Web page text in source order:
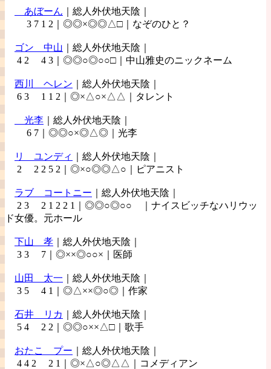
あぼーん ｜総人外伏地天陰｜
3 7 1 2｜◎◎×◎◎△□｜なぞのひと？
ゴン 中山 ｜総人外伏地天陰｜
4 2 4 3｜◎◎○◎○○□｜中山雅史のニックネーム
西川 ヘレン ｜総人外伏地天陰｜
6 3 1 1 2｜◎×△○×△△｜タレント
光李 ｜総人外伏地天陰｜
6 7｜◎◎○×◎△◎｜光李
リ ユンディ
｜総人外伏地天陰｜
2 2 2 5 2｜◎×○◎◎△○｜ピアニスト
ラブ コートニー ｜総人外伏地天陰｜
2 3 2 1 2 2 1｜◎◎○◎○○ ｜ナイスビッチなハリウッ
ド女優。元ホール
下山 孝 ｜総人外伏地天陰｜
3 3 7｜◎××◎○○×｜医師
山田 太一 ｜総人外伏地天陰｜
3 5 4 1｜◎△××◎○◎｜作家
石井 リカ
｜総人外伏地天陰｜
5 4 2 2｜◎◎○××△□｜歌手
おたこ プー ｜総人外伏地天陰｜
4 4 2 2 1｜◎×△○◎△△｜コメディアン